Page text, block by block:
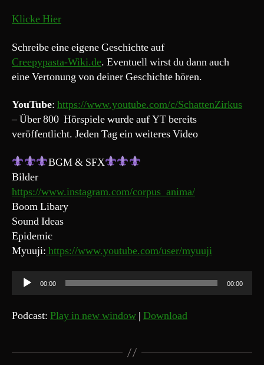
Klicke Hier
Schreibe eine eigene Geschichte auf
Creepypasta-Wiki.de. Eventuell wirst du dann auch
eine Vertonung von deiner Geschichte hören.
YouTube: https://www.youtube.com/c/SchattenZirkus
– Über 800 Hörspiele wurde auf YT bereits
veröffentlicht. Jeden Tag ein weiteres Video
BGM & SFX
Bilder
https://www.instagram.com/corpus_anima/
Boom Libary
Sound Ideas
Epidemic
Myuuji: https://www.youtube.com/user/myuuji
u
d
00:00 00:00
Podcast: Play in new window | Download